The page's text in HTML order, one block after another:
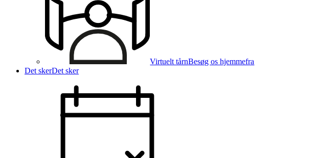
Virtuelt tårnBesøg os hjemmefra
Det skerDet sker